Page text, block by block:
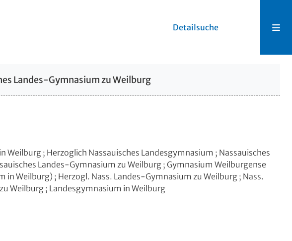
Detailsuche
Landes-Gymnasium zu Weilburg
; Herzoglich Nassauisches Landesgymnasium ; Nassauisches
Landes-Gymnasium zu Weilburg ; Gymnasium Weilburgense
Weilburg) ; Herzogl. Nass. Landes-Gymnasium zu Weilburg ; Nass.
Weilburg ; Landesgymnasium in Weilburg